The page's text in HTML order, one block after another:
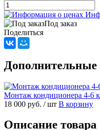
Под заказ
Поделиться
Дополнительные
Монтаж кондиционера 4-6
18 000 руб. / шт В корзину
Описание товара